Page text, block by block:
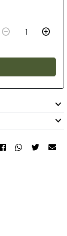
remove_circle 1 add_circle
keyboard_arrow_down
keyboard_arrow_down